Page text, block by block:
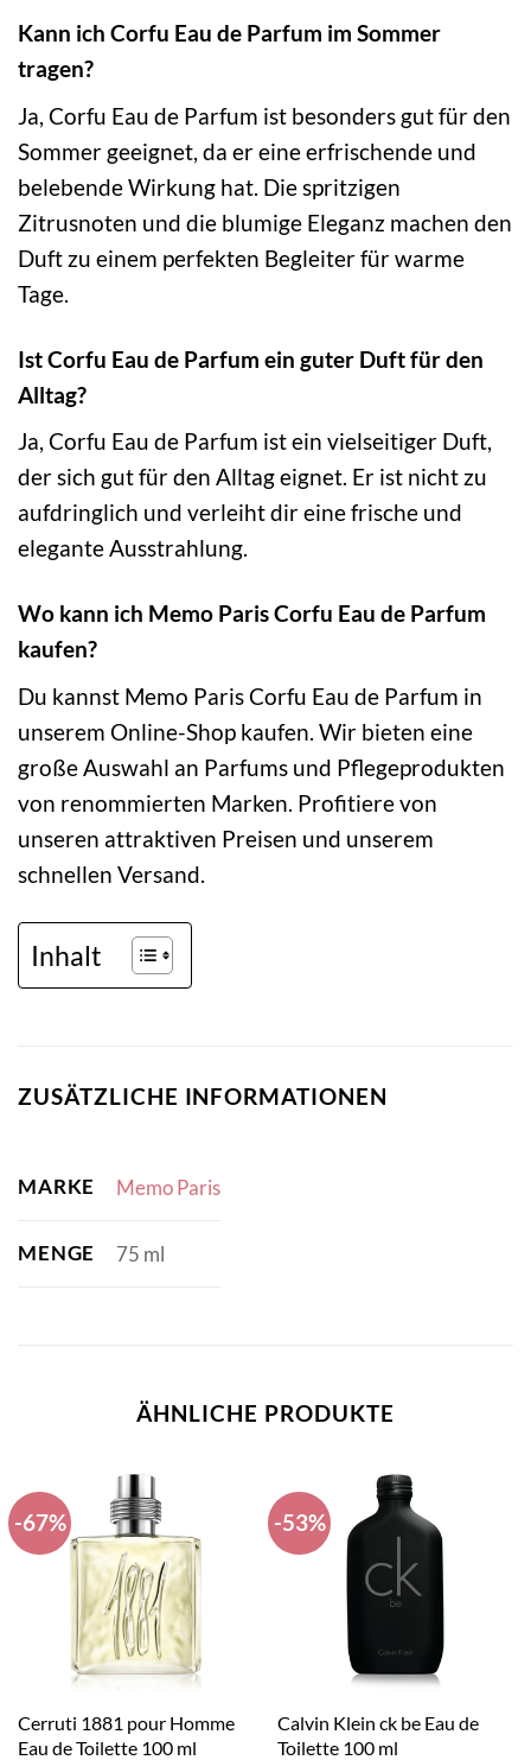
Kann ich Corfu Eau de Parfum im Sommer
tragen?
Ja, Corfu Eau de Parfum ist besonders gut für den
Sommer geeignet, da er eine erfrischende und
belebende Wirkung hat. Die spritzigen
Zitrusnoten und die blumige Eleganz machen den
Duft zu einem perfekten Begleiter für warme
Tage.
Ist Corfu Eau de Parfum ein guter Duft für den
Alltag?
Ja, Corfu Eau de Parfum ist ein vielseitiger Duft,
der sich gut für den Alltag eignet. Er ist nicht zu
aufdringlich und verleiht dir eine frische und
elegante Ausstrahlung.
Wo kann ich Memo Paris Corfu Eau de Parfum
kaufen?
Du kannst Memo Paris Corfu Eau de Parfum in
unserem Online-Shop kaufen. Wir bieten eine
große Auswahl an Parfums und Pflegeprodukten
von renommierten Marken. Profitiere von
unseren attraktiven Preisen und unserem
schnellen Versand.
Inhalt
ZUSÄTZLICHE INFORMATIONEN
MARKE Memo Paris
MENGE 75 ml
ÄHNLICHE PRODUKTE
-67%
Cerruti 1881 pour Homme
Eau de Toilette 100 ml
-53%
Calvin Klein ck be Eau de
Toilette 100 ml